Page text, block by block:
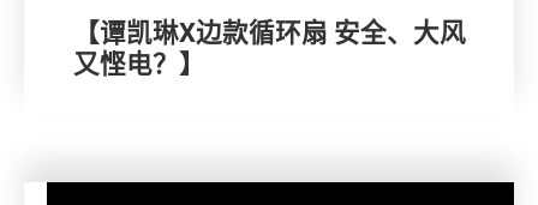
【谭凯琳X边款循环扇 安全、大风
又悭电？】